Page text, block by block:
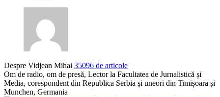
Despre Vidjean Mihai 35096 de articole
Om de radio, om de presă, Lector la Facultatea de Jurnalistică și
Media, corespondent din Republica Serbia și uneori din Timișoara și
Munchen, Germania